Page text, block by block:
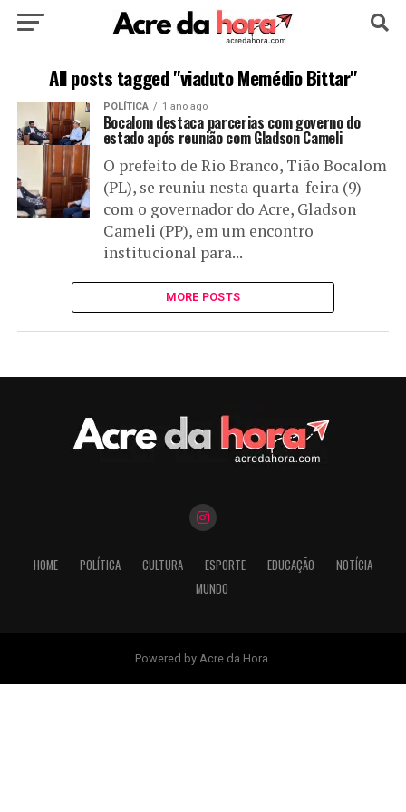
HOME POLÍTICA CULTURA ESPORTE
EDUCAÇÃO NOTÍCIA MUNDO
All posts tagged "viaduto Memédio Bittar"
POLÍTICA 1 ano ago
Bocalom destaca parcerias com governo do
estado após reunião com Gladson Cameli
O prefeito de Rio Branco, Tião Bocalom
(PL), se reuniu nesta quarta-feira (9)
com o governador do Acre, Gladson
Cameli (PP), em um encontro
institucional para...
MORE POSTS
HOME POLÍTICA CULTURA ESPORTE EDUCAÇÃO
NOTÍCIA
MUNDO
Powered by Acre da Hora.